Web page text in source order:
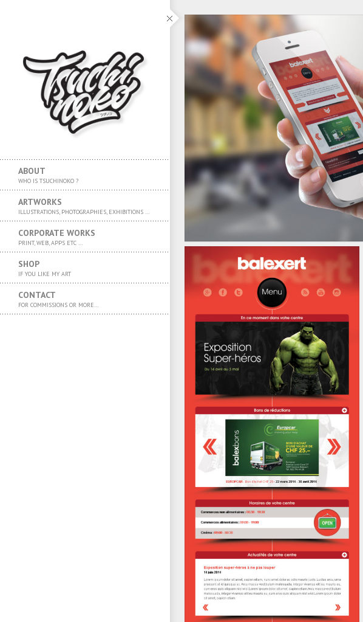
ABOUT
WHO IS TSUCHINOKO ?
ARTWORKS
ILLUSTRATIONS, PHOTOGRAPHIES, EXHIBITIONS …
CORPORATE WORKS
PRINT, WEB, APPS ETC …
SHOP
IF YOU LIKE MY ART
CONTACT
FOR COMMISSIONS OR MORE…